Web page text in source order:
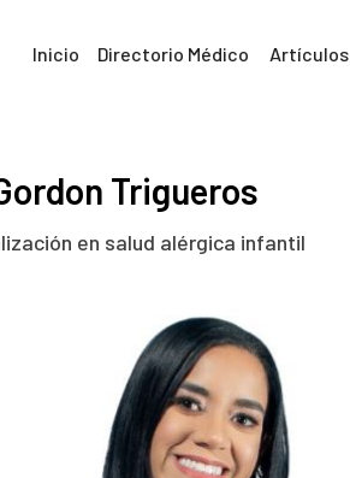
Inicio Directorio Médico Artículos
Trigueros
en salud alérgica infantil